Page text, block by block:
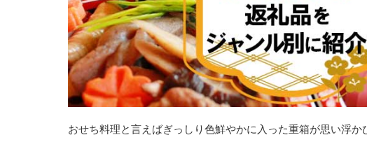
おせち料理と言えばぎっしり色鮮やかに入った重箱が思い浮か